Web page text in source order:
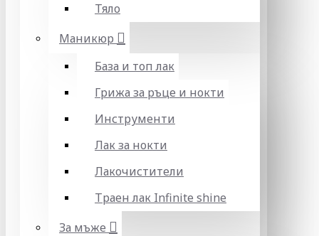
Тяло
Маникюр
База и топ лак
Грижа за ръце и нокти
Инструменти
Лак за нокти
Лакочистители
Траен лак Infinite shine
За мъже